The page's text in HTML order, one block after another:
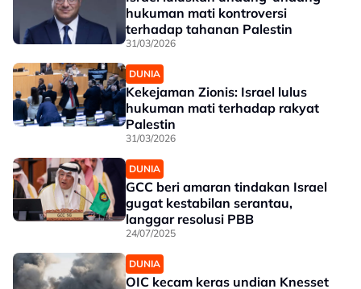
hukuman mati kontroversi
terhadap tahanan Palestin
31/03/2026
DUNIA
Kekejaman Zionis: Israel lulus
hukuman mati terhadap rakyat
Palestin
31/03/2026
DUNIA
GCC beri amaran tindakan Israel
gugat kestabilan serantau,
langgar resolusi PBB
24/07/2025
DUNIA
OIC kecam keras undian Knesset